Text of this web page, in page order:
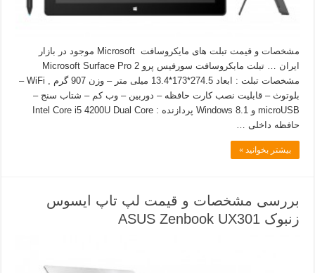
مشخصات و قیمت تبلت های مایکروسافت Microsoft موجود در بازار
مشخصات تبلت : ابعاد 274.5*173*13.4 میلی متر – وزن 907 گرم , WiFi –
بلوتوث – قابلیت نصب کارت حافظه – دوربین – وب کم – شتاب سنج –
microUSB و Windows 8.1 پردازنده : Intel Core i5 4200U Dual Core
حافظه داخلی …
بیشتر بخوانید »
بررسی مشخصات و قیمت لپ تاپ ایسوس
زنبوک ASUS Zenbook UX301